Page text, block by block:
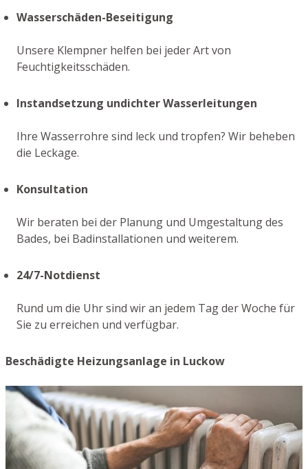
Wasserschäden-Beseitigung
Unsere Klempner helfen bei jeder Art von
Feuchtigkeitsschäden.
Instandsetzung undichter Wasserleitungen
Ihre Wasserrohre sind leck und tropfen? Wir beheben
die Leckage.
Konsultation
Wir beraten bei der Planung und Umgestaltung des
Bades, bei Badinstallationen und weiterem.
24/7-Notdienst
Rund um die Uhr sind wir an jedem Tag der Woche für
Sie zu erreichen und verfügbar.
Beschädigte Heizungsanlage in Luckow